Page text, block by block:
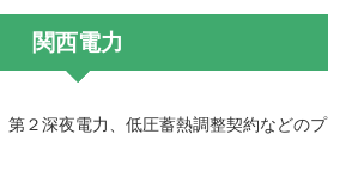
関西電力
第２深夜電力、低圧蓄熱調整契約などのプ